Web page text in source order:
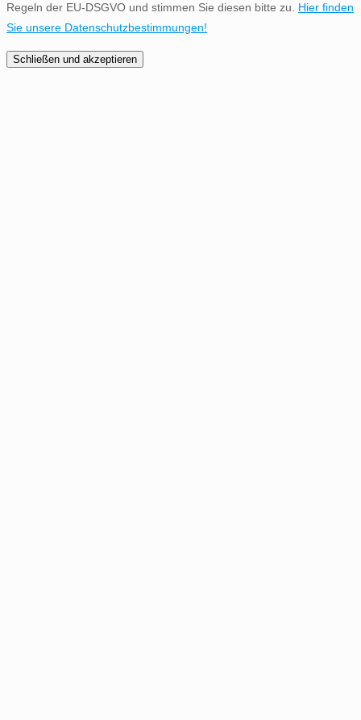
Regeln der EU-DSGVO und stimmen Sie diesen bitte zu. Hier finden
Sie unsere Datenschutzbestimmungen!
Schließen und akzeptieren